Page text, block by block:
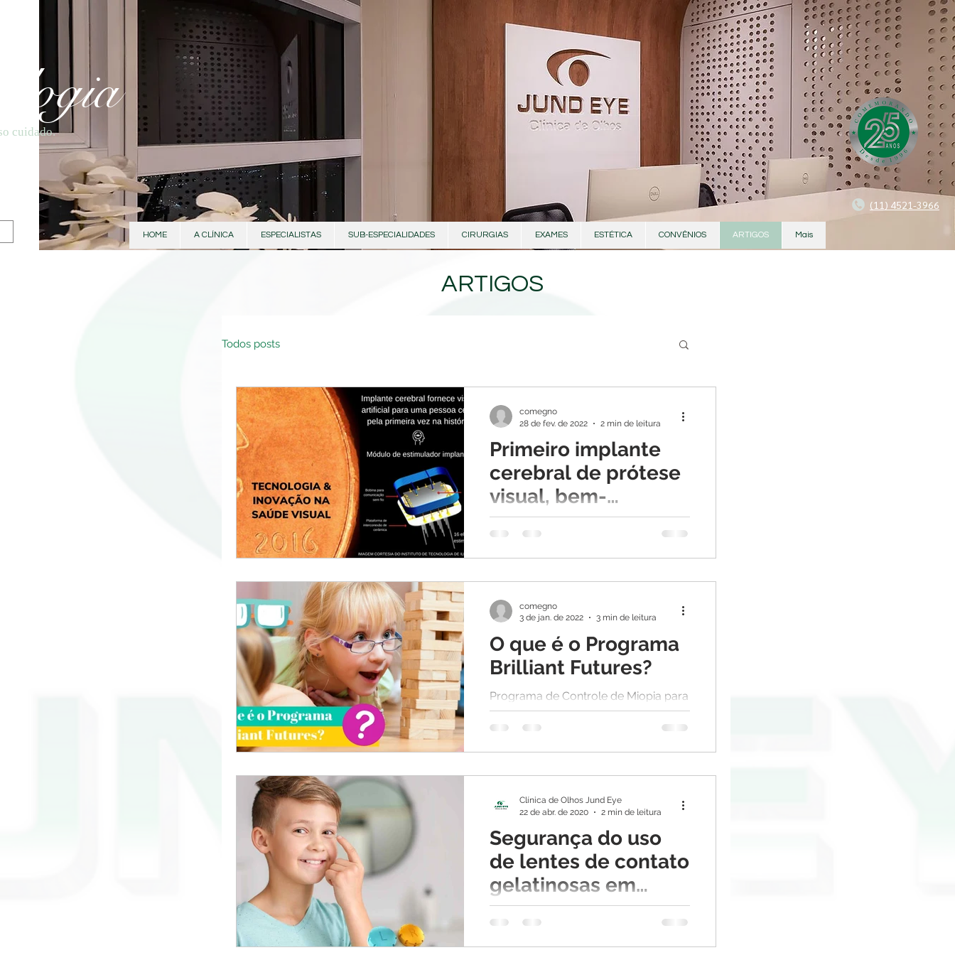
cuidado.
(11) 4521-3966
HOME A CLÍNICA ESPECIALISTAS SUB-ESPECIALIDADES CIRURGIAS EXAMES ESTÉTICA CONVÊNIOS ARTIGOS Mais
ARTIGOS
Todos posts
Primeiro implante
cerebral de prótese
visual, bem-
sucedido
cura para a cegueira, um sistema de
visão artificial passou por sua
comegno
28 de fev. de 2022
2 min de leitura
O que é o Programa
Brilliant Futures?
Programa de Controle de Miopia para
crianças. A proposta do Programa
Brilliant Futures com as lentes de
comegno
3 de jan. de 2022
3 min de leitura
Segurança do uso
de lentes de contato
gelatinosas em
crianças
de pais de crianças que usam óculos
sobre o uso de lentes de contato e a
Clínica de Olhos Jund Eye
22 de abr. de 2020
2 min de leitura